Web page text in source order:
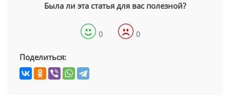
Была ли эта статья для вас полезной?
0 0
Поделиться: